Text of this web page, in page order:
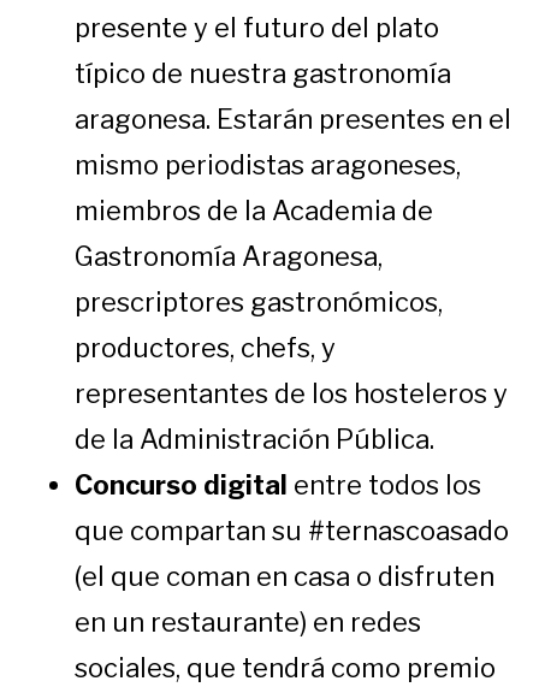
presente y el futuro del plato
típico de nuestra gastronomía
aragonesa. Estarán presentes en el
mismo periodistas aragoneses,
miembros de la Academia de
Gastronomía Aragonesa,
prescriptores gastronómicos,
productores, chefs, y
representantes de los hosteleros y
de la Administración Pública.
Concurso digital entre todos los
que compartan su #ternascoasado
(el que coman en casa o disfruten
en un restaurante) en redes
sociales, que tendrá como premio